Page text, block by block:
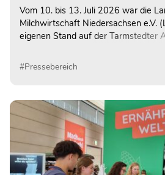
Vom 10. bis 13. Juli 2026 war die
Milchwirtschaft Niedersachsen e.V.
eigenen Stand auf der Tarmstedter
#Pressebereich